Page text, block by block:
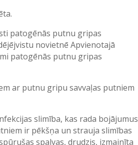
patogēnās putnu gripas
novietnē Apvienotajā
patogēnās putnu gripas
ar putnu gripu savvaļas putniem
slimība, kas rada bojājumus
ir pēkšņa un strauja slimības
spalvas, drudzis, izmainīta